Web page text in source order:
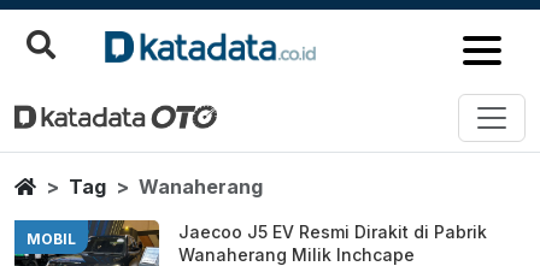
Wanaherang
Berita Terbaru
HomeTag Wanaherang
MOBIL
Jaecoo J5 EV Resmi Dirakit di Pabrik
Wanaherang Milik Inchcape